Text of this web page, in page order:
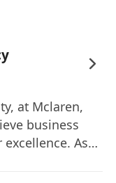
at Mclaren,
business
As